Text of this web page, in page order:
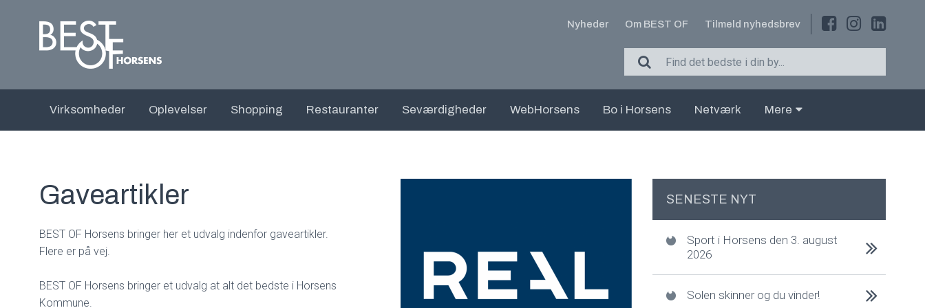
Nyheder Om BEST OF Tilmeld nyhedsbrev
Virksomheder Oplevelser Shopping Restauranter Seværdigheder WebHorsens Bo i Horsens Netværk Mere
Gaveartikler
BEST OF Horsens bringer her et udvalg indenfor gaveartikler.
Flere er på vej.
BEST OF Horsens bringer et udvalg at alt det bedste i Horsens
Kommune.
SENESTE NYT
Sport i Horsens den 3. august
2026
Solen skinner og du vinder!